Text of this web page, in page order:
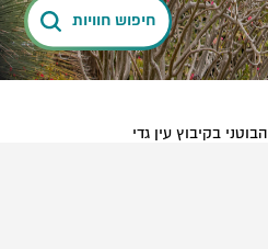
חיפוש חוויות
בקיבוץ עין גדי